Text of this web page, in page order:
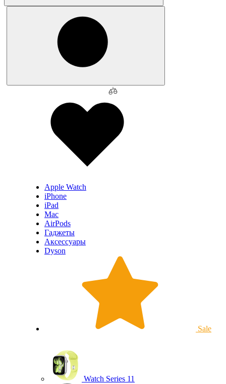
Apple Watch
iPhone
iPad
Mac
AirPods
Гаджеты
Аксессуары
Dyson
Sale
Watch Series 11